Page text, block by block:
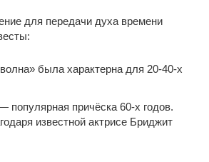
для передачи духа времени
была характерна для 20-40-х
популярная причёска 60-х годов.
известной актрисе Бриджит